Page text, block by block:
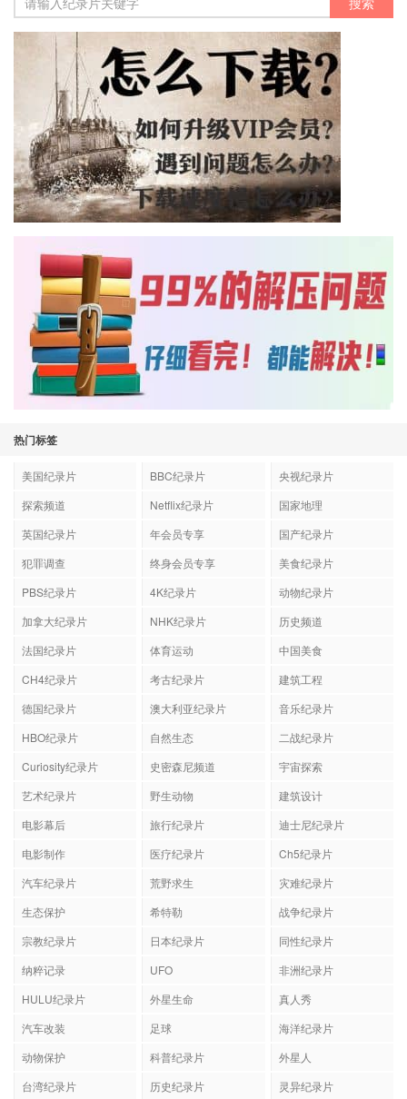
热门标签
美国纪录片 BBC纪录片
央视纪录片
探索频道
Netflix纪录片
国家地理
英国纪录片
年会员专享
国产纪录片
犯罪调查
终身会员专享
美食纪录片
PBS纪录片
4K纪录片
动物纪录片
加拿大纪录片
NHK纪录片
历史频道
法国纪录片
体育运动
中国美食
CH4纪录片
考古纪录片
建筑工程
德国纪录片
澳大利亚纪录片
音乐纪录片
HBO纪录片
自然生态
二战纪录片
Curiosity纪录片
史密森尼频道
宇宙探索
艺术纪录片
野生动物
建筑设计
电影幕后
旅行纪录片
迪士尼纪录片
电影制作
医疗纪录片
Ch5纪录片
汽车纪录片
荒野求生
灾难纪录片
生态保护
希特勒
战争纪录片
宗教纪录片
日本纪录片
同性纪录片
纳粹记录
UFO
非洲纪录片
HULU纪录片
外星生命
真人秀
汽车改装
足球
海洋纪录片
动物保护
科普纪录片
外星人
台湾纪录片
历史纪录片
灵异纪录片